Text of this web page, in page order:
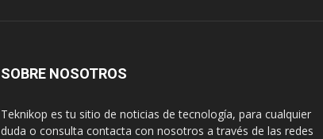
SOBRE NOSOTROS
Teknikop es tu sitio de noticias de tecnología, para cualquier
duda o consulta contacta con nosotros a través de las redes